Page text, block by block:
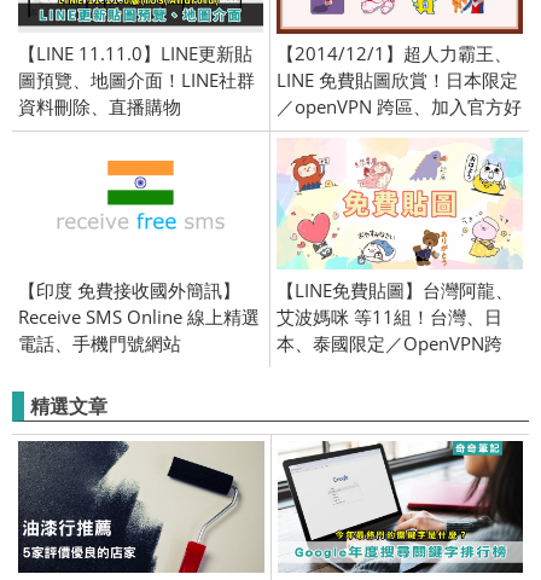
【LINE 11.11.0】LINE更新貼
圖預覽、地圖介面！LINE社群
資料刪除、直播購物
【2014/12/1】超人力霸王、
LINE 免費貼圖欣賞！日本限定
／openVPN 跨區、加入官方好
友
【印度 免費接收國外簡訊】
Receive SMS Online 線上精選
電話、手機門號網站
【LINE免費貼圖】台灣阿龍、
艾波媽咪 等11組！台灣、日
本、泰國限定／OpenVPN跨
精選文章